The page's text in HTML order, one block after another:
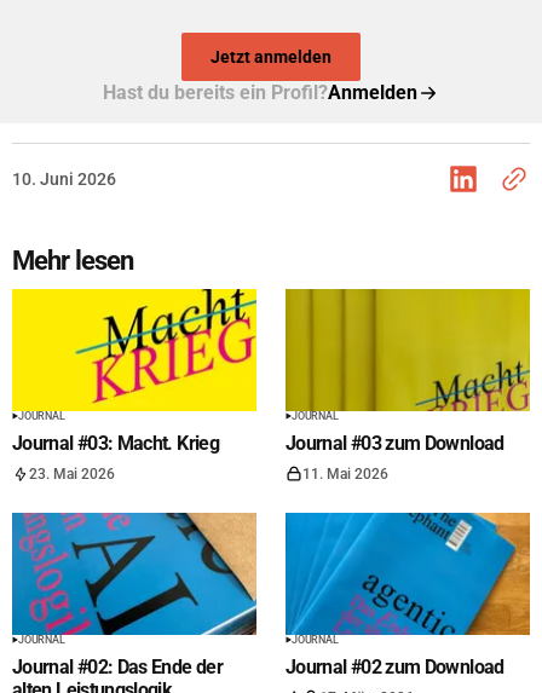
Jetzt anmelden
Hast du bereits ein Profil?Anmelden
10. Juni 2026
Mehr lesen
JOURNAL
Journal #03: Macht. Krieg
23. Mai 2026
JOURNAL
Journal #03 zum Download
11. Mai 2026
JOURNAL
Journal #02: Das Ende der
JOURNAL
Journal #02 zum Download